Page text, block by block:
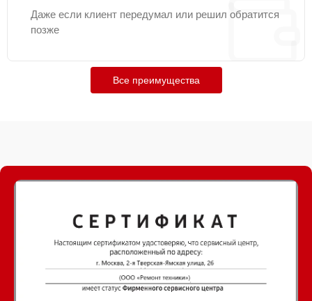
Даже если клиент передумал или решил обратится
позже
Все преимущества